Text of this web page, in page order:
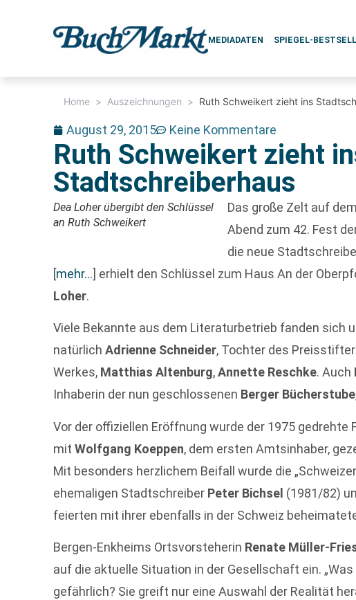
MEDIADATEN SPIEGEL-
Home > Auszeichnungen > Ruth Schweikert zieht ins
August 29, 2015 Keine Kommentare
Ruth Schweikert zieht
Stadtschreiberhaus
Dea Loher übergibt den Schlüssel
an Ruth Schweikert
Das große Zelt auf
Abend zum 42. Fest
die neue
[mehr…] erhielt den Schlüssel zum Haus An der
Loher.
Viele Bekannte aus dem Literaturbetrieb fanden sich
natürlichAdrienne Schneider, Tochter des
Werkes, Matthias Altenburg,Annette Reschke. Auch
Inhaberin der nun geschlossenen Berger Bücherstube
Vor der offiziellen Eröffnung wurde der 1975 gedrehte
mitWolfgang Koeppen, dem ersten Amtsinhaber,
Mit besonders herzlichem Beifall wurde die
ehemaligen Stadtschreiber Peter Bichsel (1981/82)
feierten mit ihrer ebenfalls in der Schweiz
Bergen-Enkheims Ortsvorsteherin Renate Müller-
auf die aktuelle Situation in der Gesellschaft ein.
gefährlich? Sie greift nur eine Auswahl der Realität